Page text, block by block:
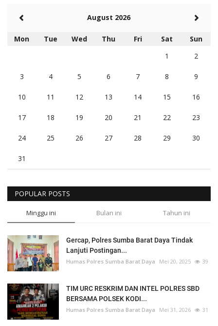
August 2026
Mon Tue Wed Thu Fri Sat
Sun
1
2
3 4 5 6 7 8 9
10 11 12 13 14 15 16
17 18 19 20 21 22 23
24 25 26 27 28 29 30
31
POPULAR POSTS
Minggu ini Bulan ini Tahun ini
Gercap, Polres Sumba Barat Daya Tindak
Lanjuti Postingan...
Humas Polres Sumba Barat Daya Mei 20, 2025 39
TIM URC RESKRIM DAN INTEL POLRES SBD
BERSAMA POLSEK KODI...
Humas Polres Sumba Barat Daya Mei 31, 2026 31